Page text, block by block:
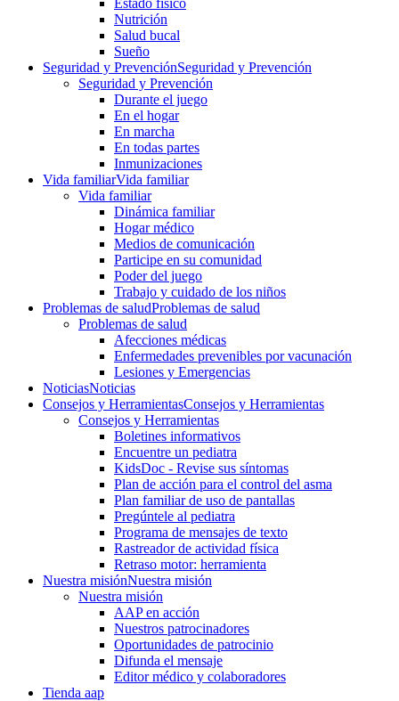
Estado físico
Nutrición
Salud bucal
Sueño
Seguridad y PrevenciónSeguridad y Prevención
Seguridad y Prevención
Durante el juego
En el hogar
En marcha
En todas partes
Inmunizaciones
Vida familiarVida familiar
Vida familiar
Dinámica familiar
Hogar médico
Medios de comunicación
Participe en su comunidad
Poder del juego
Trabajo y cuidado de los niños
Problemas de saludProblemas de salud
Problemas de salud
Afecciones médicas
Enfermedades prevenibles por vacunación
Lesiones y Emergencias
NoticiasNoticias
Consejos y HerramientasConsejos y Herramientas
Consejos y Herramientas
Boletines informativos
Encuentre un pediatra
KidsDoc - Revise sus síntomas
Plan de acción para el control del asma
Plan familiar de uso de pantallas
Pregúntele al pediatra
Programa de mensajes de texto
Rastre​​ador de activida​d física
Retraso motor: herramienta
Nuestra misiónNuestra misión
Nuestra misión
AAP en acción
Nuestros patrocinadores
Oportunidades de patrocinio
Difunda el mensaje
Editor médico y colaboradores
Tienda aap